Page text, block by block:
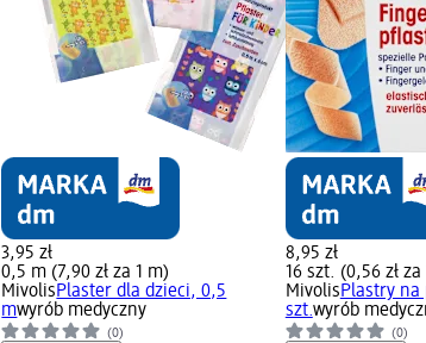
3,95 zł
0,5 m (7,90 zł za 1 m)
MivolisPlaster dla dzieci, 0,5
mwyrób medyczny
(0)
8,95 zł
16 szt. (0,56 zł za
MivolisPlastry na
szt.wyrób
(0)